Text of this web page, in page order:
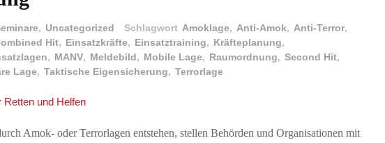
, Uncategorized Schlagwort Amoklage, Anti-Amok, Anti-Terror,
Hit, Einsatzkräfte, Einsatztraining, Kräfteplanung,
, MANV, Meldebild, Mobile Lage, Raumordnung, Second Hit,
Lage, Taktische Eigensicherung, Terrorlage
Amok- oder Terrorlagen entstehen, stellen Behörden und Organisationen mit